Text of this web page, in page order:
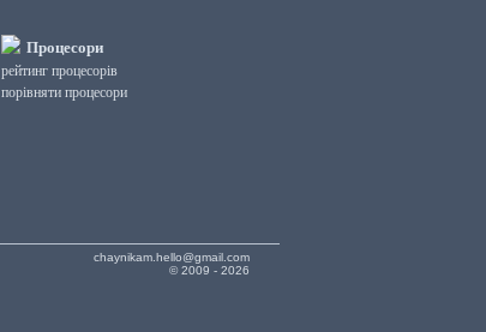
Процесори
рейтинг процесорів
порівняти процесори
chaynikam.hello@gmail.com
© 2009 - 2026